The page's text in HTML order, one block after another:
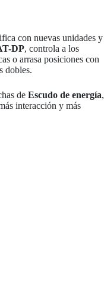
con nuevas unidades y
DP, controla a los
o arrasa posiciones con
dobles.
de Escudo de energía,
interacción y más